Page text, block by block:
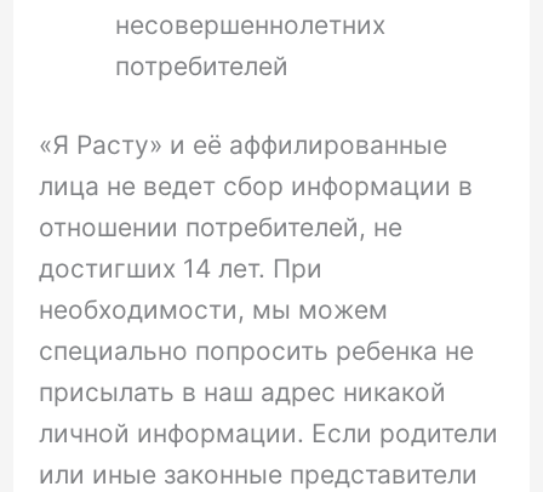
несовершеннолетних
потребителей
«Я Расту» и её аффилированные
лица не ведет сбор информации в
отношении потребителей, не
достигших 14 лет. При
необходимости, мы можем
специально попросить ребенка не
присылать в наш адрес никакой
личной информации. Если родители
или иные законные представители